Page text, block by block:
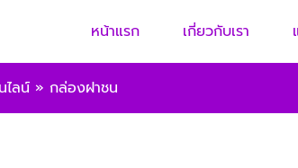
หน้าแรก เกี่ยวกับเรา
ไลน์ » กล่องฝาชน